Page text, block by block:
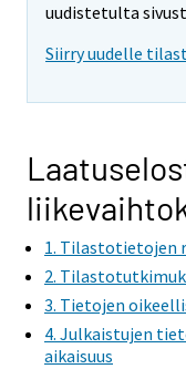
uudistetulta
Siirry uudelle
1. Tilastotietojen
2.
3. Tietojen
4. Julkaistujen
aikaisuus